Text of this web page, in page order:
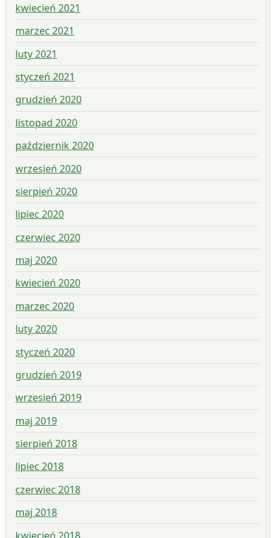
kwiecień 2021
marzec 2021
luty 2021
styczeń 2021
grudzień 2020
listopad 2020
październik 2020
wrzesień 2020
sierpień 2020
lipiec 2020
czerwiec 2020
maj 2020
kwiecień 2020
marzec 2020
luty 2020
styczeń 2020
grudzień 2019
wrzesień 2019
maj 2019
sierpień 2018
lipiec 2018
czerwiec 2018
maj 2018
kwiecień 2018